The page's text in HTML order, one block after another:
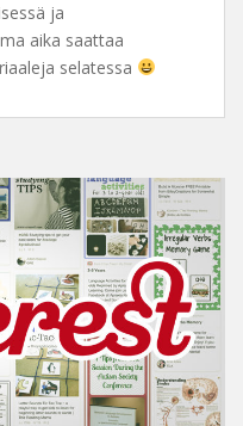
ja
aika saattaa
selatessa